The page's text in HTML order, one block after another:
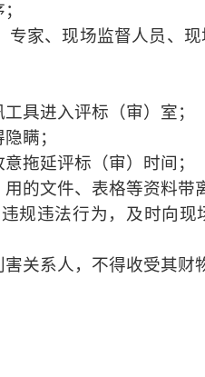
家、现场监督人员、现
具进入评标（审）室；
瞒；
拖延评标（审）时间；
的文件、表格等资料带
规违法行为，及时向
关系人，不得收受其财